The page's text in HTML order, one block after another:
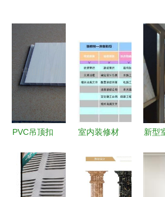
PVC吊顶扣
略 从材质
到施工，一
室内装修材
实用的装修
新型
时赋